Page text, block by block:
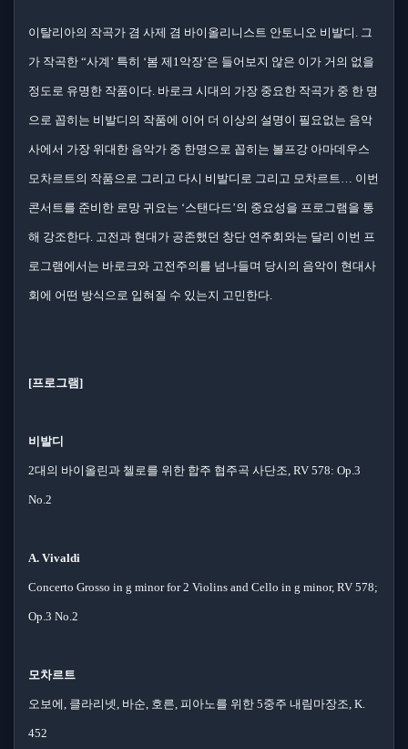
이탈리아의 작곡가 겸 사제 겸 바이올리니스트 안토니오 비발디. 그
가 작곡한 “사계’ 특히 ‘봄 제1악장’은 들어보지 않은 이가 거의 없을
정도로 유명한 작품이다. 바로크 시대의 가장 중요한 작곡가 중 한 명
으로 꼽히는 비발디의 작품에 이어 더 이상의 설명이 필요없는 음악
사에서 가장 위대한 음악가 중 한명으로 꼽히는 볼프강 아마데우스
모차르트의 작품으로 그리고 다시 비발디로 그리고 모차르트… 이번
콘서트를 준비한 로망 귀요는 ‘스탠다드’의 중요성을 프로그램을 통
해 강조한다. 고전과 현대가 공존했던 창단 연주회와는 달리 이번 프
로그램에서는 바로크와 고전주의를 넘나들며 당시의 음악이 현대사
회에 어떤 방식으로 입혀질 수 있는지 고민한다.
[프로그램]
비발디
2대의 바이올린과 첼로를 위한 합주 협주곡 사단조, RV 578: Op.3
No.2
A. Vivaldi
Concerto Grosso in g minor for 2 Violins and Cello in g minor, RV 578;
Op.3 No.2
모차르트
오보에, 클라리넷, 바순, 호른, 피아노를 위한 5중주 내림마장조, K.
452